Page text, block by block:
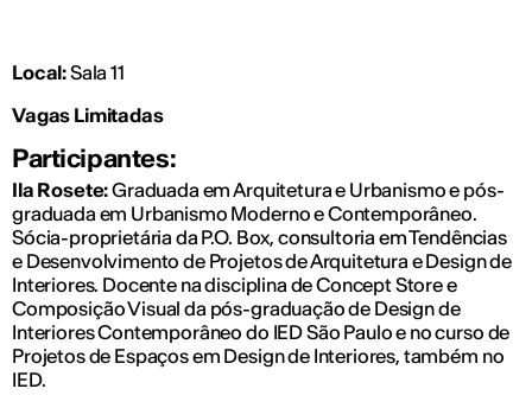
Local:Sala 11
Vagas Limitadas
Participantes:
Ila Rosete:Graduada em Arquitetura e Urbanismo e pós-
graduada em Urbanismo Moderno e Contemporâneo.
Sócia-proprietária da P.O. Box, consultoria em Tendências
e Desenvolvimento de Projetos de Arquitetura e Design de
Interiores. Docente na disciplina de Concept Store e
Composição Visual da pós-graduação de Design de
Interiores Contemporâneo do IED São Paulo e no curso de
Projetos de Espaços em Design de Interiores, também no
IED.